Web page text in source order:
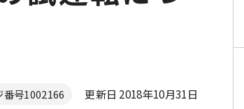
番号1002166 更新日 2018年10月31日